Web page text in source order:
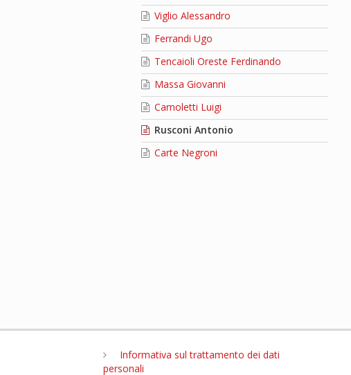
Viglio Alessandro
Ferrandi Ugo
Tencaioli Oreste Ferdinando
Massa Giovanni
Camoletti Luigi
Rusconi Antonio
Carte Negroni
Informativa sul trattamento dei dati
personali